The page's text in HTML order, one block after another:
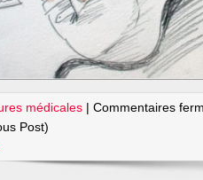
médicales |Commentaires
Post)